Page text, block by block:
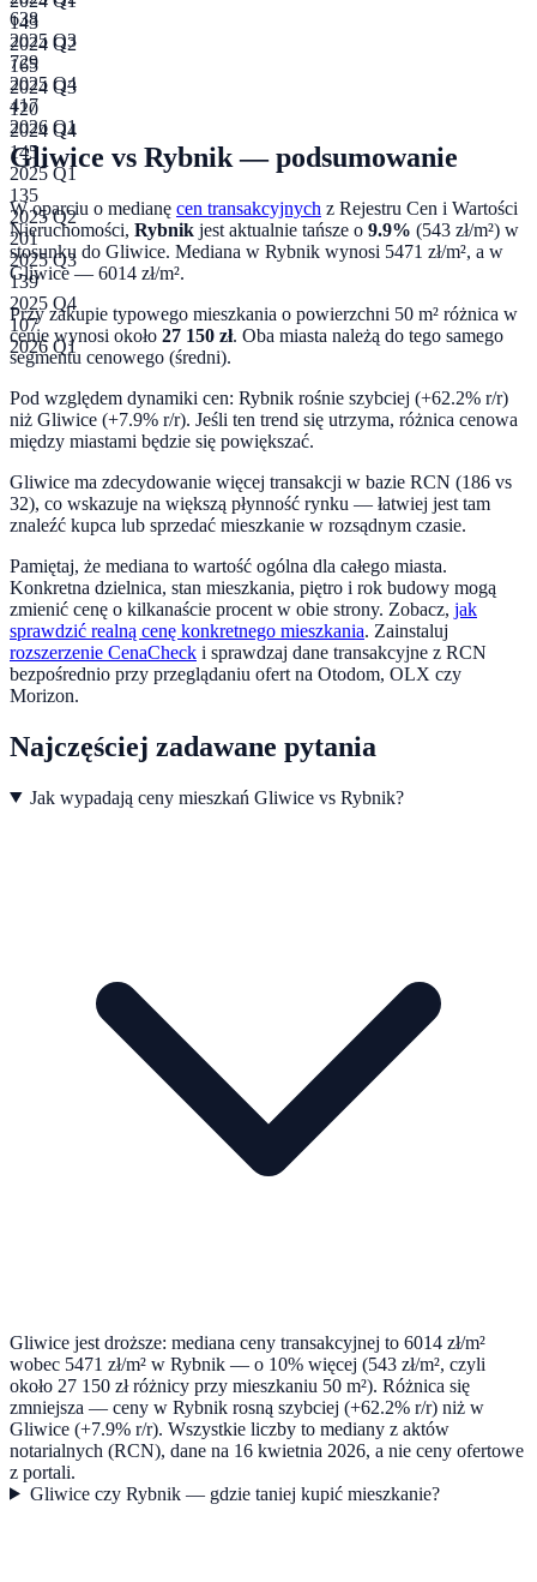
638
2025 Q3
729
2025 Q4
417
2026 Q1
143
2024 Q2
165
2024 Q3
120
2024 Q4
145
2025 Q1
135
2025 Q2
201
2025 Q3
139
2025 Q4
107
2026 Q1
Gliwice vs Rybnik— podsumowanie
W oparciu o medianę cen transakcyjnych z Rejestru Cen i Wartości
Nieruchomości, Rybnik jest aktualnie tańsze o 9.9% (543 zł/m²) w
stosunku do Gliwice. Mediana w Rybnik wynosi 5471 zł/m², a w
Gliwice— 6014 zł/m².
Przy zakupie typowego mieszkania o powierzchni 50 m² różnica w
cenie wynosi około 27 150 zł. Oba miasta należą do tego samego
segmentu cenowego (średni).
Pod względem dynamiki cen: Rybnik rośnie szybciej (+62.2% r/r)
niż Gliwice (+7.9% r/r). Jeśli ten trend się utrzyma, różnica cenowa
między miastami będzie się powiększać.
Gliwice ma zdecydowanie więcej transakcji w bazie RCN (186 vs
32), co wskazuje na większą płynność rynku — łatwiej jest tam
znaleźć kupca lub sprzedać mieszkanie w rozsądnym czasie.
Pamiętaj, że mediana to wartość ogólna dla całego miasta.
Konkretna dzielnica, stan mieszkania, piętro i rok budowy mogą
zmienić cenę o kilkanaście procent w obie strony. Zobacz, jak
sprawdzić realną cenę konkretnego mieszkania. Zainstaluj
rozszerzenie CenaCheck i sprawdzaj dane transakcyjne z RCN
bezpośrednio przy przeglądaniu ofert na Otodom, OLX czy
Morizon.
Najczęściej zadawane pytania
Jak wypadają ceny mieszkań Gliwice vs Rybnik?
Gliwice jest droższe: mediana ceny transakcyjnej to 6014 zł/m²
wobec 5471 zł/m² w Rybnik — o 10% więcej (543 zł/m², czyli
około 27 150 zł różnicy przy mieszkaniu 50 m²). Różnica się
zmniejsza — ceny w Rybnik rosną szybciej (+62.2% r/r) niż w
Gliwice (+7.9% r/r). Wszystkie liczby to mediany z aktów
notarialnych (RCN), dane na 16 kwietnia 2026, a nie ceny ofertowe
z portali.
Gliwice czy Rybnik — gdzie taniej kupić mieszkanie?